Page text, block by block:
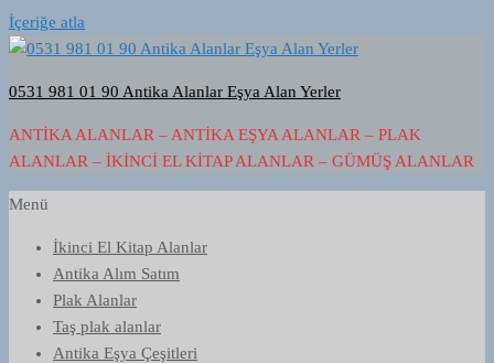
İçeriğe atla
0531 981 01 90 Antika Alanlar Eşya Alan Yerler
ANTIKA ALANLAR – ANTIKA EŞYA ALANLAR – PLAK
ALANLAR – İKINCI EL KITAP ALANLAR – GÜMÜŞ ALANLAR
Menü
İkinci El Kitap Alanlar
Antika Alım Satım
Plak Alanlar
Taş plak alanlar
Antika Eşya Çeşitleri